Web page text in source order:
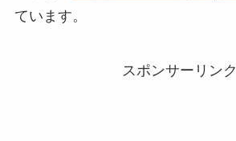
ています。
スポンサーリンク